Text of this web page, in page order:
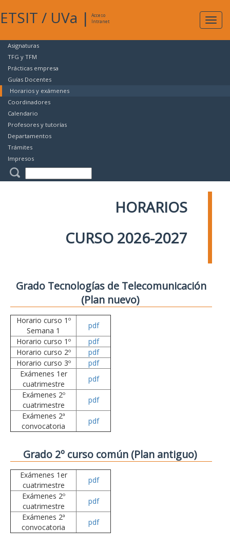
ETSIT / UVa |
Acceso
Intranet
Asignaturas
TFG y TFM
Prácticas empresa
Guías Docentes
Horarios y exámenes
Coordinadores
Calendario
Profesores y tutorías
Departamentos
Trámites
Impresos
HORARIOS
CURSO 2026-2027
Grado Tecnologías de Telecomunicación
(Plan nuevo)
Horario curso 1º
Semana 1
pdf
Horario curso 1º
pdf
Horario curso 2º
pdf
Horario curso 3º
pdf
Exámenes 1er
cuatrimestre
pdf
Exámenes 2º
cuatrimestre
pdf
Exámenes 2ª
convocatoria
pdf
Grado 2º curso común (Plan antiguo)
Exámenes 1er
cuatrimestre
pdf
Exámenes 2º
cuatrimestre
pdf
Exámenes 2ª
convocatoria
pdf